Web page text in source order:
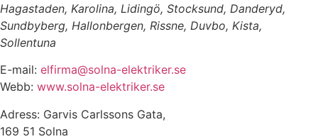
Hagastaden, Karolina, Lidingö, Stocksund, Danderyd,
Sundbyberg, Hallonbergen, Rissne, Duvbo, Kista,
Sollentuna
E-mail: elfirma@solna-elektriker.se
Webb: www.solna-elektriker.se
Adress: Garvis Carlssons Gata,
169 51 Solna